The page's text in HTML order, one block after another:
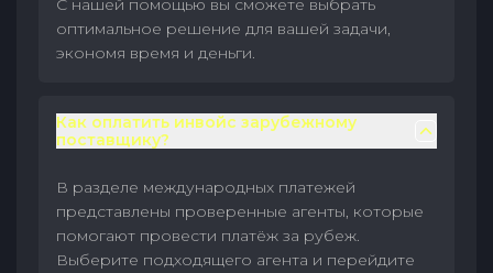
С нашей помощью вы сможете выбрать
оптимальное решение для вашей задачи,
экономя время и деньги.
Как оплатить инвойс зарубежному
поставщику?
В разделе международных платежей
представлены проверенные агенты, которые
помогают провести платёж за рубеж.
Выберите подходящего агента и перейдите